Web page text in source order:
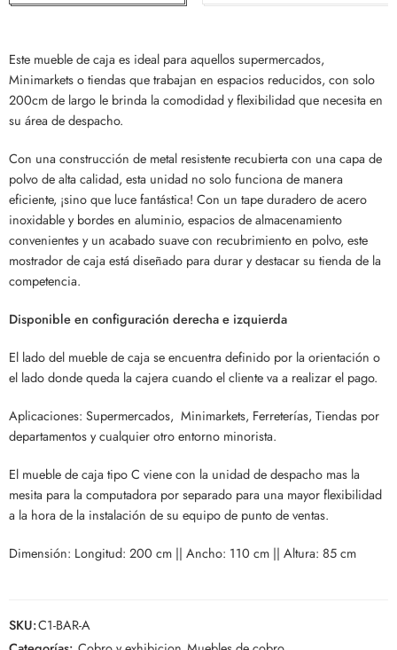
Este mueble de caja es ideal para aquellos supermercados,
Minimarkets o tiendas que trabajan en espacios reducidos, con solo
200cm de largo le brinda la comodidad y flexibilidad que necesita en
su área de despacho.
Con una construcción de metal resistente recubierta con una capa de
polvo de alta calidad, esta unidad no solo funciona de manera
eficiente, ¡sino que luce fantástica! Con un tape duradero de acero
inoxidable y bordes en aluminio, espacios de almacenamiento
convenientes y un acabado suave con recubrimiento en polvo, este
mostrador de caja está diseñado para durar y destacar su tienda de la
competencia.
Disponible en configuración derecha e izquierda
El lado del mueble de caja se encuentra definido por la orientación o
el lado donde queda la cajera cuando el cliente va a realizar el pago.
Aplicaciones: Supermercados, Minimarkets, Ferreterías, Tiendas por
departamentos y cualquier otro entorno minorista.
El mueble de caja tipo C viene con la unidad de despacho mas la
mesita para la computadora por separado para una mayor flexibilidad
a la hora de la instalación de su equipo de punto de ventas.
Dimensión: Longitud: 200 cm || Ancho: 110 cm || Altura: 85 cm
SKU:C1-BAR-A